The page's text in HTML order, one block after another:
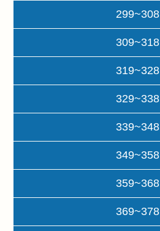
299~308
309~318
319~328
329~338
339~348
349~358
359~368
369~378